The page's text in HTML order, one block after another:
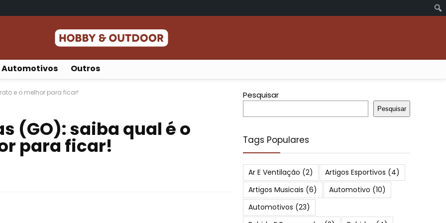
Automotivos Outros
e o melhor para ficar!
(GO): saiba qual é o
para ficar!
Pesquisar
Pesquisar
Tags Populares
Ar E Ventilação (2) Artigos Esportivos (4)
Artigos Musicais (6) Automotivo (10)
Automotivos (23)